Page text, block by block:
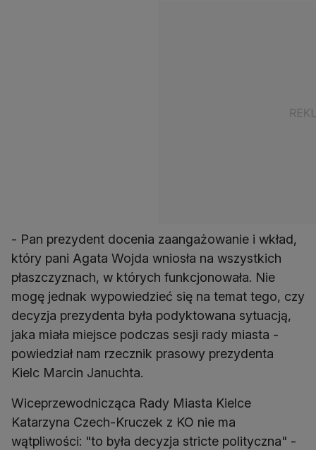
- Pan prezydent docenia zaangażowanie i wkład,
który pani Agata Wojda wniosła na wszystkich
płaszczyznach, w których funkcjonowała. Nie
mogę jednak wypowiedzieć się na temat tego, czy
decyzja prezydenta była podyktowana sytuacją,
jaka miała miejsce podczas sesji rady miasta -
powiedział nam rzecznik prasowy prezydenta
Kielc Marcin Januchta.
Wiceprzewodnicząca Rady Miasta Kielce
Katarzyna Czech-Kruczek z KO nie ma
wątpliwości: "to była decyzja stricte polityczna" -